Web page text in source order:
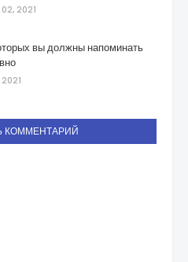
02, 2021
вы должны напоминать
КОММЕНТАРИЙ